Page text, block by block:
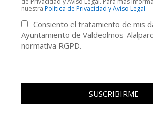
nuestra Politica de Privacidad y Aviso Legal
Consiento el tratamiento de mis
Ayuntamiento de Valdeolmos-
normativa RGPD.